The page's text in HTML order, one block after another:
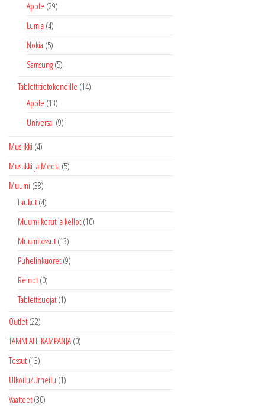
Apple (29)
Lumia (4)
Nokia (5)
Samsung (5)
Tablettitietokoneille (14)
Apple (13)
Universal (9)
Musiikki (4)
Musiikki ja Media (5)
Muumi (38)
Laukut (4)
Muumi korut ja kellot (10)
Muumitossut (13)
Puhelinkuoret (9)
Reinot (0)
Tablettisuojat (1)
Outlet (22)
TAMMIALE KAMPANJA (0)
Tossut (13)
Ulkoilu/Urheilu (1)
Vaatteet (30)